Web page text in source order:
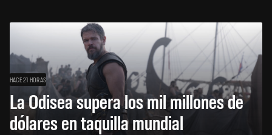
HACE 21 HORAS
La Odisea supera los mil millones de
dólares en taquilla mundial